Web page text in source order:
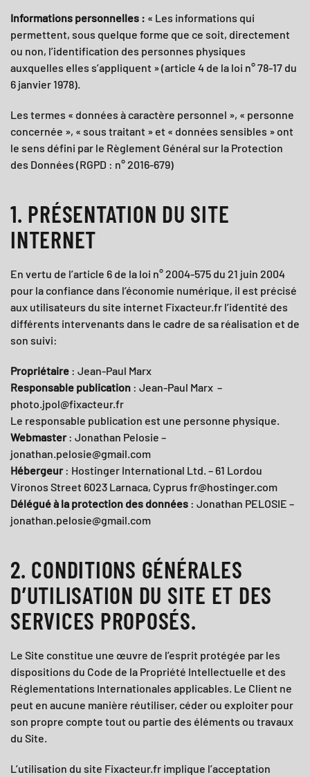
Informations personnelles : « Les informations qui
permettent, sous quelque forme que ce soit, directement
ou non, l’identification des personnes physiques
auxquelles elles s’appliquent » (article 4 de la loi n° 78-17 du
6 janvier 1978).
Les termes « données à caractère personnel », « personne
concernée », « sous traitant » et « données sensibles » ont
le sens défini par le Règlement Général sur la Protection
des Données (RGPD : n° 2016-679)
1. PRÉSENTATION DU SITE
INTERNET
En vertu de l’article 6 de la loi n° 2004-575 du 21 juin 2004
pour la confiance dans l’économie numérique, il est précisé
aux utilisateurs du site internet Fixacteur.fr l’identité des
différents intervenants dans le cadre de sa réalisation et de
son suivi:
Propriétaire : Jean-Paul Marx
Responsable publication : Jean-Paul Marx –
photo.jpol@fixacteur.fr
Le responsable publication est une personne physique.
Webmaster : Jonathan Pelosie –
jonathan.pelosie@gmail.com
Hébergeur : Hostinger International Ltd. – 61 Lordou
Vironos Street 6023 Larnaca, Cyprus fr@hostinger.com
Délégué à la protection des données : Jonathan PELOSIE –
jonathan.pelosie@gmail.com
2. CONDITIONS GÉNÉRALES
D’UTILISATION DU SITE ET DES
SERVICES PROPOSÉS.
Le Site constitue une œuvre de l’esprit protégée par les
dispositions du Code de la Propriété Intellectuelle et des
Réglementations Internationales applicables. Le Client ne
peut en aucune manière réutiliser, céder ou exploiter pour
son propre compte tout ou partie des éléments ou travaux
du Site.
L’utilisation du site Fixacteur.fr implique l’acceptation